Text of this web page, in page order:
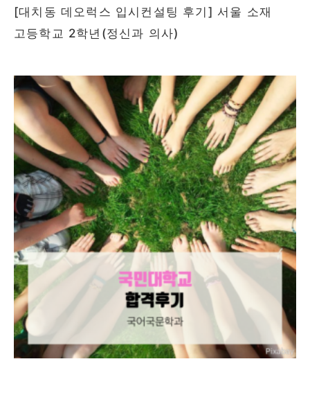
[대치동 데오럭스 입시컨설팅 후기] 서울 소재
고등학교 2학년(정신과 의사)